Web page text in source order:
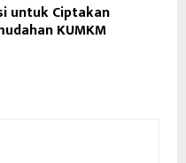
untuk Ciptakan
KUMKM